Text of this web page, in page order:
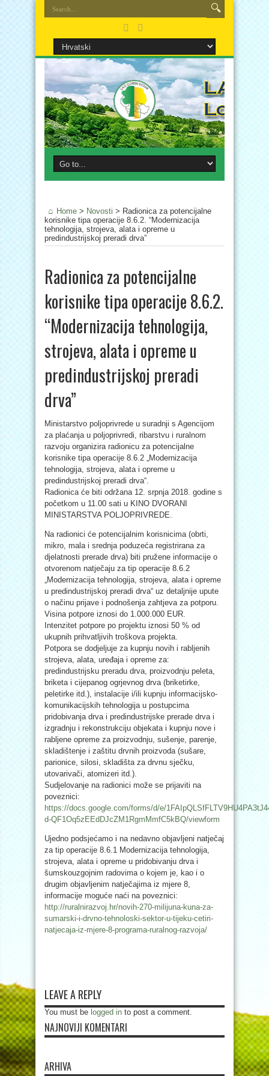
Home > Novosti > Radionica za potencijalne
korisnike tipa operacije 8.6.2. “Modernizacija
tehnologija, strojeva, alata i opreme u
predindustrijskoj preradi drva”
Radionica za potencijalne
korisnike tipa operacije 8.6.2.
“Modernizacija tehnologija,
strojeva, alata i opreme u
predindustrijskoj preradi
drva”
Ministarstvo poljoprivrede u suradnji s Agencijom
za plaćanja u poljoprivredi, ribarstvu i ruralnom
razvoju organizira radionicu za potencijalne
korisnike tipa operacije 8.6.2 „Modernizacija
tehnologija, strojeva, alata i opreme u
predindustrijskoj preradi drva“.
Radionica će biti održana 12. srpnja 2018. godine s
početkom u 11.00 sati u KINO DVORANI
MINISTARSTVA POLJOPRIVREDE.
Na radionici će potencijalnim korisnicima (obrti,
mikro, mala i srednja poduzeća registrirana za
djelatnosti prerade drva) biti pružene informacije o
otvorenom natječaju za tip operacije 8.6.2
„Modernizacija tehnologija, strojeva, alata i opreme
u predindustrijskoj preradi drva“ uz detaljnije upute
o načinu prijave i podnošenja zahtjeva za potporu.
Visina potpore iznosi do 1.000.000 EUR.
Intenzitet potpore po projektu iznosi 50 % od
ukupnih prihvatljivih troškova projekta.
Potpora se dodjeljuje za kupnju novih i rabljenih
strojeva, alata, uređaja i opreme za:
predindustrijsku preradu drva, proizvodnju peleta,
briketa i cijepanog ogrjevnog drva (briketirke,
peletirke itd.), instalacije i/ili kupnju informacijsko-
komunikacijskih tehnologija u postupcima
pridobivanja drva i predindustrijske prerade drva i
izgradnju i rekonstrukciju objekata i kupnju nove i
rabljene opreme za proizvodnju, sušenje, parenje,
skladištenje i zaštitu drvnih proizvoda (sušare,
parionice, silosi, skladišta za drvnu sječku,
utovarivači, atomizeri itd.).
Sudjelovanje na radionici može se prijaviti na
poveznici:
https://docs.google.com/forms/d/e/
d-QF1Oq5zEEdDJcZM1RgmMmfC5kBQ/viewform
Ujedno podsjećamo i na nedavno objavljeni natječaj
za tip operacije 8.6.1 Modernizacija tehnologija,
strojeva, alata i opreme u pridobivanju drva i
šumskouzgojnim radovima o kojem je, kao i o
drugim objavljenim natječajima iz mjere 8,
informacije moguće naći na poveznici:
http://ruralnirazvoj.hr/novih-270-milijuna-kuna-za-
sumarski-i-drvno-tehnoloski-sektor-u-tijeku-cetiri-
natjecaja-iz-mjere-8-programa-ruralnog-razvoja/
LEAVE A REPLY
You must be logged in to post a comment.
NAJNOVIJI KOMENTARI
ARHIVA